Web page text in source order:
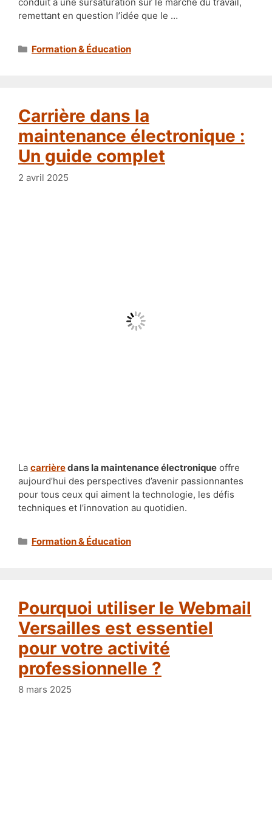
remettant en question l’idée que le …
Catégories
Formation & Éducation
Carrière dans la
maintenance électronique :
Un guide complet
2 avril 2025
La carrièredans la maintenance électronique offre
aujourd’hui des perspectives d’avenir passionnantes
pour tous ceux qui aiment la technologie, les défis
techniques et l’innovation au quotidien.
Catégories
Formation & Éducation
Pourquoi utiliser le Webmail
Versailles est essentiel
pour votre activité
professionnelle ?
8 mars 2025